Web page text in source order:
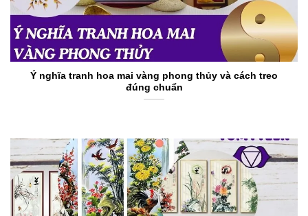
Ý nghĩa tranh hoa mai vàng phong thủy và cách treo
đúng chuẩn